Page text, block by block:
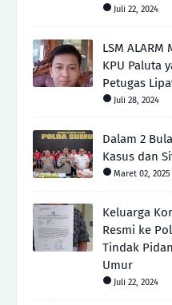
Juli 22, 2024
LSM
KPU Paluta
Petugas
Juli 28, 2024
Dalam 2
Kasus dan
Maret 02, 2025
Keluarga
Resmi ke
Tindak
Umur
Juli 22, 2024